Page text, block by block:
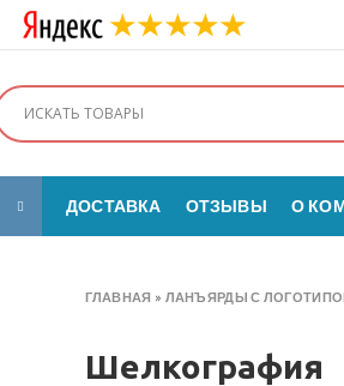
ДОСТАВКА ОТЗЫВЫ О
ГЛАВНАЯ » ЛАНЪЯРДЫ С
Шелкография